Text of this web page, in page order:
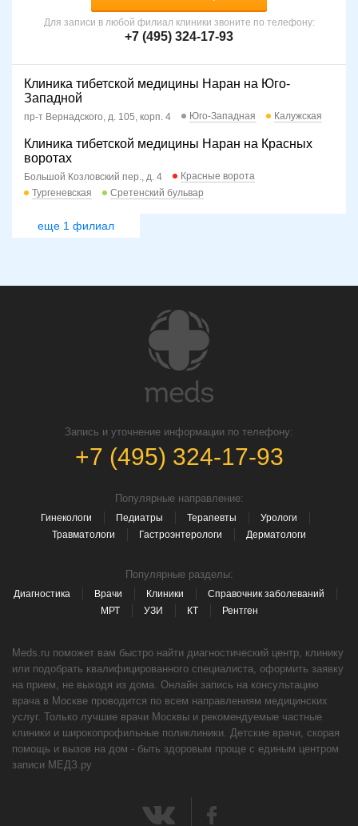
Для записи в любой филиал клиники звоните по телефону:
+7 (495) 324-17-93
Клиника тибетской медицины Наран на Юго-
Западной
пр-т Вернадского, д. 105, корп. 4 Юго-Западная Калужская
Клиника тибетской медицины Наран на Красных
воротах
Большой Козловский пер., д. 4
Красные ворота
Тургеневская
Сретенский бульвар
еще 1 филиал
Запись и уточнение информации по телефону:
+7 (495) 324-17-93
Популярные направление:
Гинекологи Педиатры Терапевты
Урологи
Травматологи
Гастроэнтерологи Дерматологи
Популярные разделы:
Диагностика Врачи Клиники
Справочник заболеваний
МРТ
УЗИ КТ Рентген
Meds.ru поможет вам быстро найти диагностический центр, клинику
или подобрать квалифицированного специалиста, оформить заявку
на прием, не выходя из дома. Онлайн запись на консультацию
врача в Москве проводится по всем направлениям медицинских
услуг. Только лучшие врачи Москвы и рекомендуемые частные
клиники и широкопрофильные поликлиники. Детские врачи, скорая
помощь и вызов на дом - быть здоровым проще с единым центром
записи МЕДЗ.ру